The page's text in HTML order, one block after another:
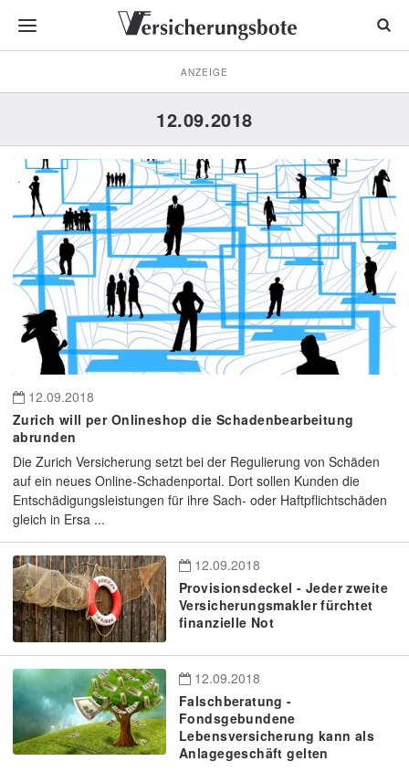
ANZEIGE
12.09.2018
12.09.2018
Zurich will per Onlineshop die Schadenbearbeitung
abrunden
Die Zurich Versicherung setzt bei der Regulierung von Schäden
auf ein neues Online-Schadenportal. Dort sollen Kunden die
Entschädigungsleistungen für ihre Sach- oder Haftpflichtschäden
gleich in Ersa ...
12.09.2018
Provisionsdeckel - Jeder zweite
Versicherungsmakler fürchtet
finanzielle Not
12.09.2018
Falschberatung -
Fondsgebundene
Lebensversicherung kann als
Anlagegeschäft gelten